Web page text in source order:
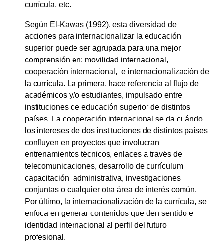
currícula, etc.
Según El-Kawas (1992), esta diversidad de
acciones para internacionalizar la educación
superior puede ser agrupada para una mejor
comprensión en: movilidad internacional,
cooperación internacional, e internacionalización de
la currícula. La primera, hace referencia al flujo de
académicos y/o estudiantes, impulsado entre
instituciones de educación superior de distintos
países. La cooperación internacional se da cuándo
los intereses de dos instituciones de distintos países
confluyen en proyectos que involucran
entrenamientos técnicos, enlaces a través de
telecomunicaciones, desarrollo de currículum,
capacitación administrativa, investigaciones
conjuntas o cualquier otra área de interés común.
Por último, la internacionalización de la currícula, se
enfoca en generar contenidos que den sentido e
identidad internacional al perfil del futuro
profesional.